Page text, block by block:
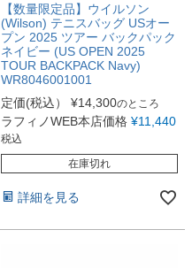
【数量限定品】ウイルソン
(Wilson) テニスバッグ USオー
プン 2025 ツアー バックパック
ネイビー (US OPEN 2025
TOUR BACKPACK Navy)
WR8046001001
定価(税込）
¥14,300のところ
ラフィノWEB本店価格 ¥11,440
税込
在庫切れ
詳細を見る